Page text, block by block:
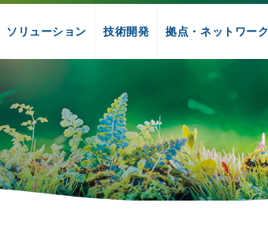
ソリューション 技術開発 拠点・ネットワーク